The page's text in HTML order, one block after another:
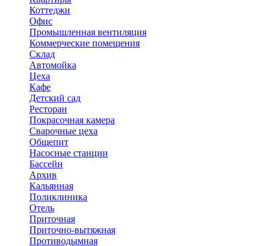
Коттеджи
Офис
Промышленная вентиляция
Коммерческие помещения
Склад
Автомойка
Цеха
Кафе
Детский сад
Ресторан
Покрасочная камера
Сварочные цеха
Общепит
Насосные станции
Бассейн
Архив
Кальянная
Поликлиника
Отель
Приточная
Приточно-вытяжная
Противодымная